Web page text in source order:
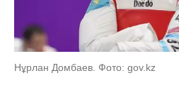
Нұрлан Домбаев. Фото: gov.kz